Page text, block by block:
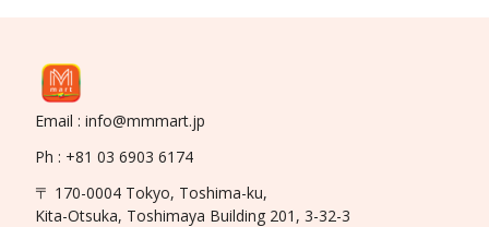
Email : info@mmmart.jp
Ph : +81 03 6903 6174
〒 170-0004 Tokyo, Toshima-ku,
Kita-Otsuka, Toshimaya Building 201, 3-32-3